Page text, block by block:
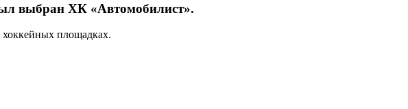
выбран ХК «Автомобилист».
площадках.